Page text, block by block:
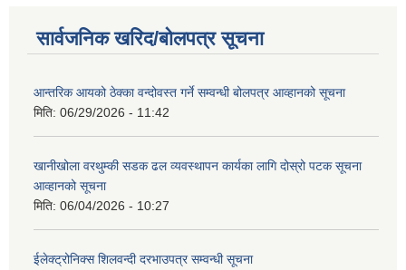
सार्वजनिक खरिद/बोलपत्र सूचना
आन्तरिक आयको ठेक्‍का वन्दोवस्त गर्ने सम्वन्धी बोलपत्र आव्हानको सूचना
मिति: 06/29/2026 - 11:42
खानीखोला वरथुम्की सडक ढल व्यवस्थापन कार्यका लागि दोस्रो पटक सूचना
आव्हानको सूचना
मिति: 06/04/2026 - 10:27
ईलेक्ट्रोनिक्स शिलवन्दी दरभाउपत्र सम्वन्धी सूचना